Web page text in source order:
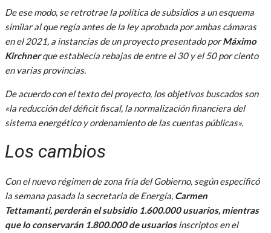
De ese modo, se retrotrae la política de subsidios a un esquema
similar al que regía antes de la ley aprobada por ambas cámaras
en el 2021, a instancias de un proyecto presentado porMáximo
Kirchnerque establecía rebajas de entre el 30 y el 50 por ciento
en varias provincias.
De acuerdo con el texto del proyecto, los objetivos buscados son
«la reducción del déficit fiscal, la normalización financiera del
sistema energético y ordenamiento de las cuentas públicas».
Los cambios
Con el nuevo régimen de zona fría del Gobierno, según especificó
la semana pasada la secretaria de Energía, Carmen
Tettamanti, perderán el subsidio 1.600.000 usuarios, mientras
que lo conservarán 1.800.000 de usuariosinscriptos en el